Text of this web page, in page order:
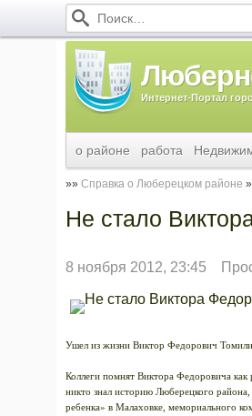
Интернет-Портал
о районе работа
Справка о Люберецком районе
Не стало
8 ноября 2012, 23:45
Ушел из жизни Виктор Федорович
Коллеги помнят Виктора Федоровича как
никто знал историю Люберецкого
ребенка» в Малаховке, мемориального